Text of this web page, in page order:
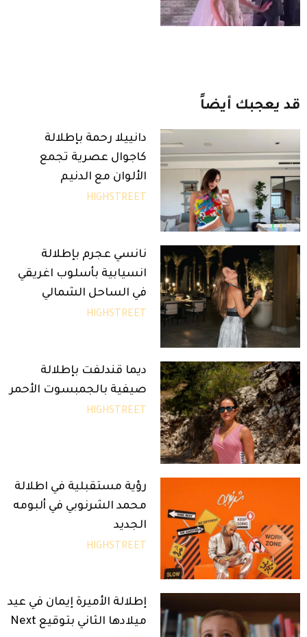
قد يعجبك أيضاً
دانييلا رحمة بإطلالة
كاجوال عصرية تجمع
الألوان مع الدنيم
HIGHSTREET
نانسي عجرم بإطلالة
انسيابية بأسلوب اغريقي
في الساحل الشمالي
HIGHSTREET
ديما قندلفت بإطلالة
صيفية بالجمبسوت الأحمر
HIGHSTREET
رؤية مستقبلية في اطلالة
محمد الشرنوبي في ألبومه
الجديد
HIGHSTREET
إطلالة الأميرة إيمان في عيد
ميلادها الثاني بتوقيع Next